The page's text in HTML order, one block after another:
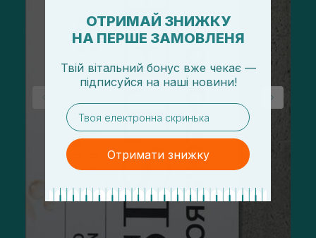
ОТРИМАЙ ЗНИЖКУ
НА ПЕРШЕ ЗАМОВЛЕНЯ
Твій вітальний бонус вже чекає —
підписуйся на наші новини!
email
Отримати знижку